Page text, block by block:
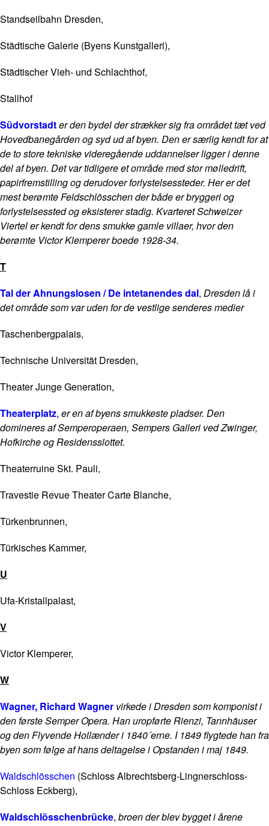
Standseilbahn Dresden,
Städtische Galerie (Byens Kunstgalleri),
Städtischer Vieh- und Schlachthof,
Stallhof
Südvorstadter den bydel der strækker sig fra området tæt ved
Hovedbanegården og syd ud af byen. Den er særlig kendt for at
de to store tekniske videregående uddannelser ligger i denne
del af byen. Det var tidligere et område med stor mølledrift,
papirfremstilling og derudover forlystelsessteder. Her er det
mest berømte Feldschlösschen der både er bryggeri og
forlystelsessted og eksisterer stadig. Kvarteret Schweizer
Viertel er kendt for dens smukke gamle villaer, hvor den
berømte Victor Klemperer boede 1928-34.
T
Tal der Ahnungslosen / De intetanendes dal, Dresden lå i
det område som var uden for de vestlige senderes medier
Taschenbergpalais,
Technische Universität Dresden,
Theater Junge Generation,
Theaterplatz, er en af byens smukkeste pladser. Den
domineres af Semperoperaen, Sempers Galleri ved Zwinger,
Hofkirche og Residensslottet.
Theaterruine Skt. Pauli,
Travestie Revue Theater Carte Blanche,
Türkenbrunnen,
Türkisches Kammer,
U
Ufa-Kristallpalast,
V
Victor Klemperer,
W
Wagner, Richard Wagner virkede i Dresden som komponist i
den første Semper Opera. Han uropførte Rienzi, Tannhäuser
og den Flyvende Hollænder i 1840´erne. I 1849 flygtede han fra
byen som følge af hans deltagelse i Opstanden i maj 1849.
Waldschlösschen (Schloss Albrechtsberg-Lingnerschloss-
Schloss Eckberg),
Waldschlösschenbrücke, broen der blev bygget i årene